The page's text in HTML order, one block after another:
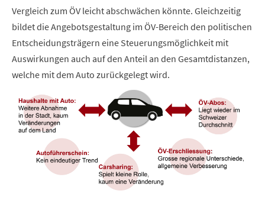
Vergleich zum ÖV leicht abschwächen könnte. Gleichzeitig
bildet die Angebotsgestaltung im ÖV-Bereich den politischen
Entscheidungsträgern eine Steuerungsmöglichkeit mit
Auswirkungen auch auf den Anteil an den Gesamtdistanzen,
welche mit dem Auto zurückgelegt wird.